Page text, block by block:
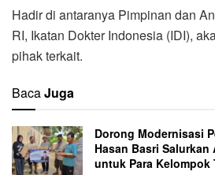
Hadir di antaranya Pimpinan dan
RI, Ikatan Dokter Indonesia (IDI),
pihak terkait.
BacaJuga
Dorong Modernisasi
Hasan Basri
untuk Para Kelompok